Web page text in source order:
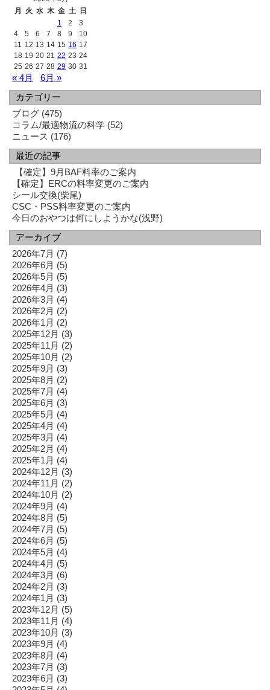
月
火 水 木 金 土
日
1
2
3
4
5 6 7 8 9
10
11
12 13 14 15 16 17
18 19 20 21 22 23 24
25 26 27 28 29 30 31
« 4月
6月 »
カテゴリー
ブログ (475)
コラム/最適物流の科学 (52)
ニュース (176)
最近の記事
【確定】9月BAF料率のご案内
【確定】ERCの料率変更のご案内
シール交換(柴尾)
CSC・PSS料率変更のご案内
今日のおやつは何にしようかな(浅野)
アーカイブ
2026年7月 (7)
2026年6月 (5)
2026年5月 (5)
2026年4月 (3)
2026年3月 (4)
2026年2月 (2)
2026年1月 (2)
2025年12月 (3)
2025年11月 (2)
2025年10月 (2)
2025年9月 (3)
2025年8月 (2)
2025年7月 (4)
2025年6月 (3)
2025年5月 (4)
2025年4月 (4)
2025年3月 (4)
2025年2月 (4)
2025年1月 (4)
2024年12月 (3)
2024年11月 (2)
2024年10月 (2)
2024年9月 (4)
2024年8月 (5)
2024年7月 (5)
2024年6月 (5)
2024年5月 (4)
2024年4月 (5)
2024年3月 (6)
2024年2月 (3)
2024年1月 (3)
2023年12月 (5)
2023年11月 (4)
2023年10月 (3)
2023年9月 (4)
2023年8月 (4)
2023年7月 (3)
2023年6月 (3)